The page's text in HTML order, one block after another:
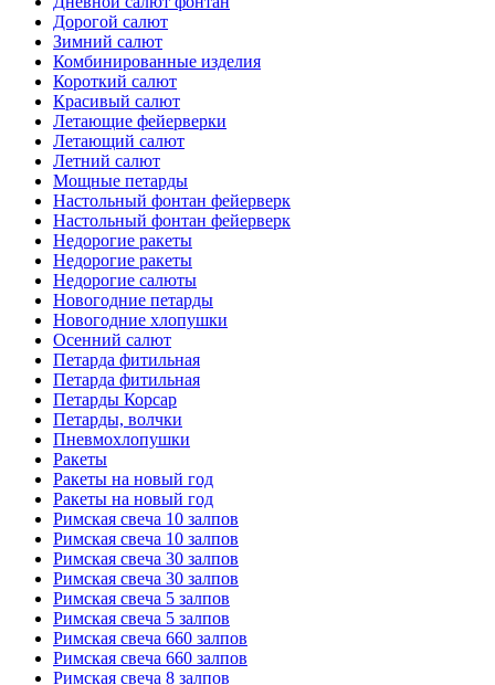
Дорогой салют
Зимний салют
Комбинированные изделия
Короткий салют
Красивый салют
Летающие фейерверки
Летающий салют
Летний салют
Мощные петарды
Настольный фонтан фейерверк
Настольный фонтан фейерверк
Недорогие ракеты
Недорогие ракеты
Недорогие салюты
Новогодние петарды
Новогодние хлопушки
Осенний салют
Петарда фитильная
Петарда фитильная
Петарды Корсар
Петарды, волчки
Пневмохлопушки
Ракеты
Ракеты на новый год
Ракеты на новый год
Римская свеча 10 залпов
Римская свеча 10 залпов
Римская свеча 30 залпов
Римская свеча 30 залпов
Римская свеча 5 залпов
Римская свеча 5 залпов
Римская свеча 660 залпов
Римская свеча 660 залпов
Римская свеча 8 залпов